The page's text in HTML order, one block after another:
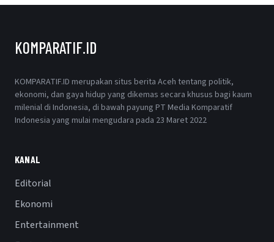
KOMPARATIF.ID
KOMPARATIF.ID merupakan situs berita Aceh tentang politik,
ekonomi, dan gaya hidup yang dikemas secara khusus bagi kaum
milenial di Indonesia, di bawah payung PT Media Komparatif
Indonesia yang mulai mengudara pada 23 Maret 2022
KANAL
Editorial
Ekonomi
Entertainment